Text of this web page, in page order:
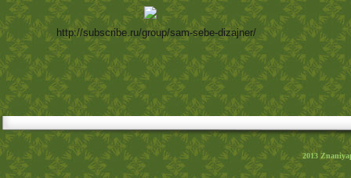
http://subscribe.ru/group/sam-sebe-dizajner/
2013